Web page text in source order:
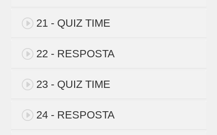
21 - QUIZ TIME
22 - RESPOSTA
23 - QUIZ TIME
24 - RESPOSTA